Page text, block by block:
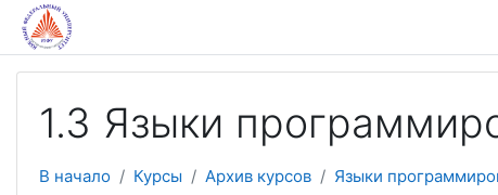
Перейти к основному содержанию
1.3 Языки
В начало Курсы Архив курсов Языки